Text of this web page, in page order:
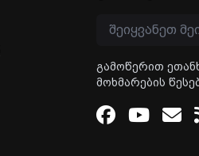
გამოწერით
მოხმარების
Facebook
Youtube